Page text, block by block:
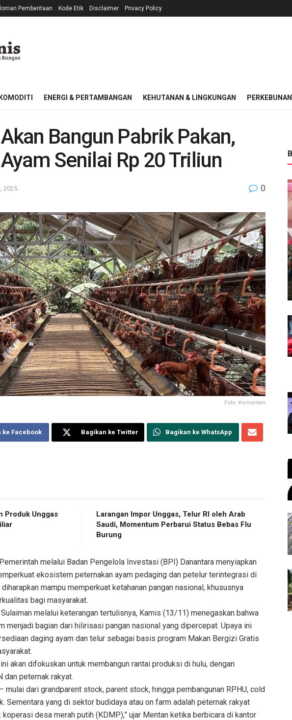
Pemberitaan Kode Etik Disclaimer Privacy Policy
ENERGI & PERTAMBANGAN KEHUTANAN & LINGKUNGAN PERKEBUNAN
Bangun Pabrik Pakan,
Senilai Rp 20 Triliun
2025 0
Foto: Kementan
ke Facebook Bagikan ke Twitter Bagikan ke WhatsApp
Produk Unggas
Larangan Impor Unggas, Telur RI oleh Arab
Saudi, Momentum Perbarui Status Bebas Flu
Burung
melalui Badan Pengelola Investasi (BPI) Danantara menyiapkan
ekosistem peternakan ayam pedaging dan petelur terintegrasi di
mampu memperkuat ketahanan pangan nasional, khususnya
bagi masyarakat.
melalui keterangan tertulisnya, Kamis (13/11) menegaskan bahwa
menjadi bagian dari hilirisasi pangan nasional yang dipercepat. Upaya ini
daging ayam dan telur sebagai basis program Makan Bergizi Gratis
akan difokuskan untuk membangun rantai produksi di hulu, dengan
dan peternak rakyat.
mulai dari grandparent stock, parent stock, hingga pembangunan RPHU, cold
Sementara yang di sektor budidaya atau on farm adalah peternak rakyat
desa merah putih (KDMP),” ujar Mentan ketika berbicara di kantor